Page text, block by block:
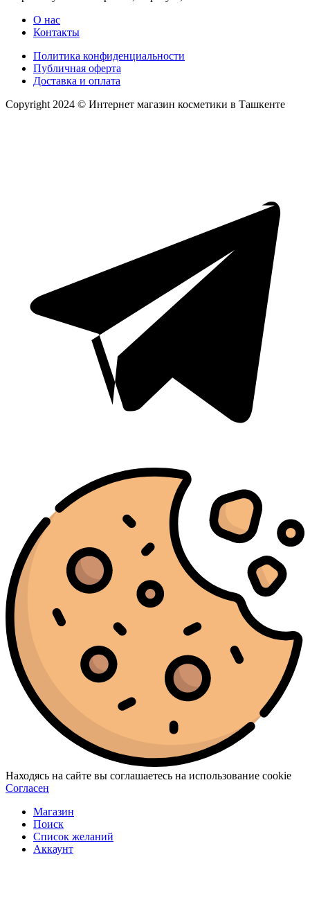
О нас
Контакты
Политика конфиденциальности
Публичная оферта
Доставка и оплата
Copyright 2024 © Интернет магазин косметики в Ташкенте
Находясь на сайте вы соглашаетесь на использование cookie
Согласен
Магазин
Поиск
Список желаний
Аккаунт